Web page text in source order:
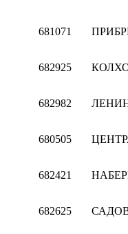
681071
682925
682982
680505
682421
682625